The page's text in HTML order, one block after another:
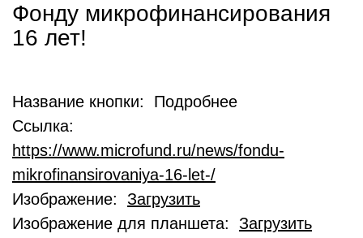
Фонду микрофинансирования
16 лет!
Название кнопки: Подробнее
Ссылка:
https://www.microfund.ru/news/fondu-
mikrofinansirovaniya-16-let-/
Изображение: Загрузить
Изображение для планшета: Загрузить